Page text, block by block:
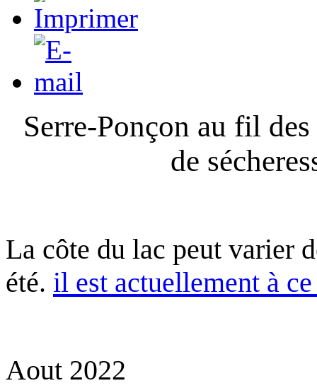
Serre-Ponçon au fil
de
La côte du lac peut varier
été. il est actuellement à
Aout 2022